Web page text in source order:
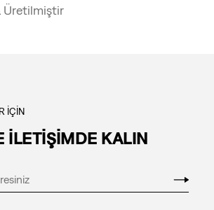
Üretilmiştir
İÇİN
İLETİŞİMDE KALIN